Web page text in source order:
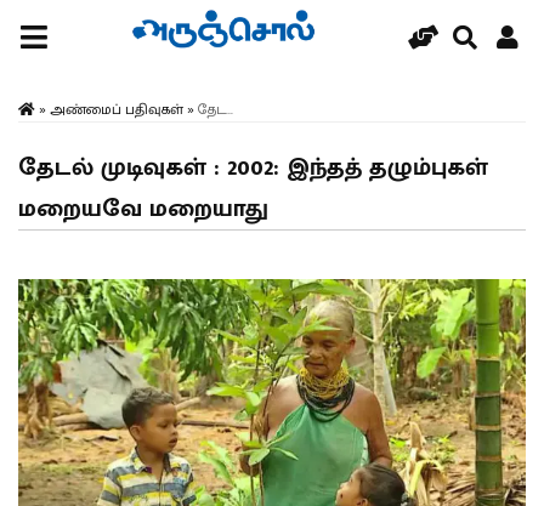
» அண்மைப் பதிவுகள்» தேட...
தேடல் முடிவுகள் : 2002: இந்தத் தழும்புகள்
மறையவே மறையாது